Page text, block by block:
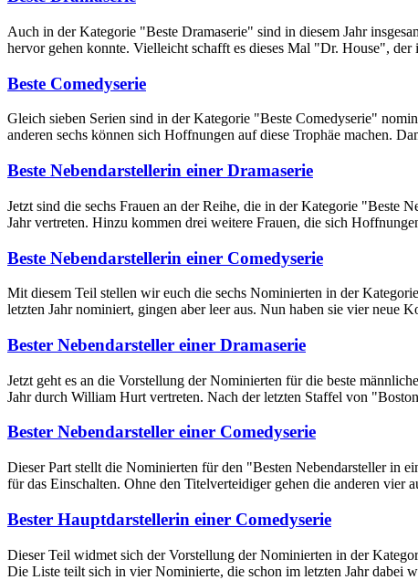
Auch in der Kategorie "Beste Dramaserie" sind in diesem Jahr
hervor gehen konnte. Vielleicht schafft es dieses Mal "Dr. House",
Beste Comedyserie
Gleich sieben Serien sind in der Kategorie "Beste Comedyserie"
anderen sechs können sich Hoffnungen auf diese Trophäe machen.
Beste Nebendarstellerin einer Dramaserie
Jetzt sind die sechs Frauen an der Reihe, die in der Kategorie "Beste
Jahr vertreten. Hinzu kommen drei weitere Frauen, die sich
Beste Nebendarstellerin einer Comedyserie
Mit diesem Teil stellen wir euch die sechs Nominierten in der
letzten Jahr nominiert, gingen aber leer aus. Nun haben sie vier neue
Bester Nebendarsteller einer Dramaserie
Jetzt geht es an die Vorstellung der Nominierten für die beste
Jahr durch William Hurt vertreten. Nach der letzten Staffel von
Bester Nebendarsteller einer Comedyserie
Dieser Part stellt die Nominierten für den "Besten Nebendarsteller in
für das Einschalten. Ohne den Titelverteidiger gehen die anderen
Bester Hauptdarstellerin einer Comedyserie
Dieser Teil widmet sich der Vorstellung der Nominierten in der
Die Liste teilt sich in vier Nominierte, die schon im letzten Jahr dabei